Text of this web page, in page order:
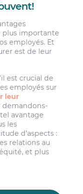
plus importante
employés. Et
est de leur
est crucial de
employés sur
leur
demandons-
avantage
les
d’aspects :
relations au
et plus